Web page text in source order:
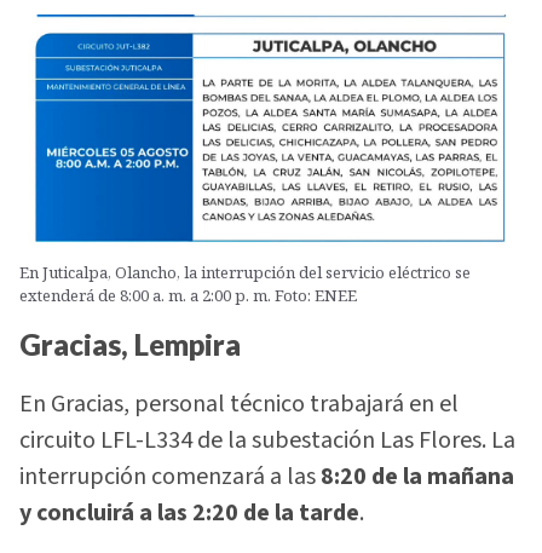
En Juticalpa, Olancho, la interrupción del servicio eléctrico se
extenderá de 8:00 a. m. a 2:00 p. m. Foto: ENEE
Gracias, Lempira
En Gracias, personal técnico trabajará en el
circuito LFL-L334 de la subestación Las Flores. La
interrupción comenzará a las8:20 de la mañana
y concluirá a las 2:20 de la tarde.